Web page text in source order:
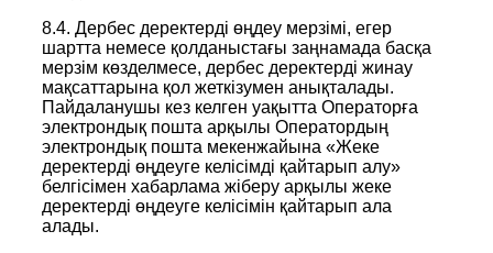
8.4. Дербес деректерді өңдеу мерзімі, егер
шартта немесе қолданыстағы заңнамада басқа
мерзім көзделмесе, дербес деректерді жинау
мақсаттарына қол жеткізумен анықталады.
Пайдаланушы кез келген уақытта Операторға
электрондық пошта арқылы Оператордың
электрондық пошта мекенжайына «Жеке
деректерді өңдеуге келісімді қайтарып алу»
белгісімен хабарлама жіберу арқылы жеке
деректерді өңдеуге келісімін қайтарып ала
алады.